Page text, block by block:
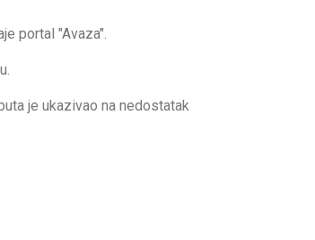
portal "Avaza".
je ukazivao na nedostatak